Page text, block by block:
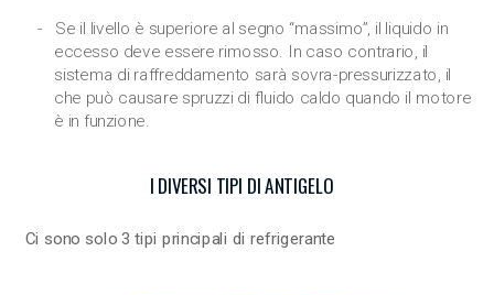
Se il livello è superiore al segno “massimo”, il liquido in
eccesso deve essere rimosso. In caso contrario, il
sistema di raffreddamento sarà sovra-pressurizzato, il
che può causare spruzzi di fluido caldo quando il motore
è in funzione.
I DIVERSI TIPI DI ANTIGELO
Ci sono solo 3 tipi principali di refrigerante